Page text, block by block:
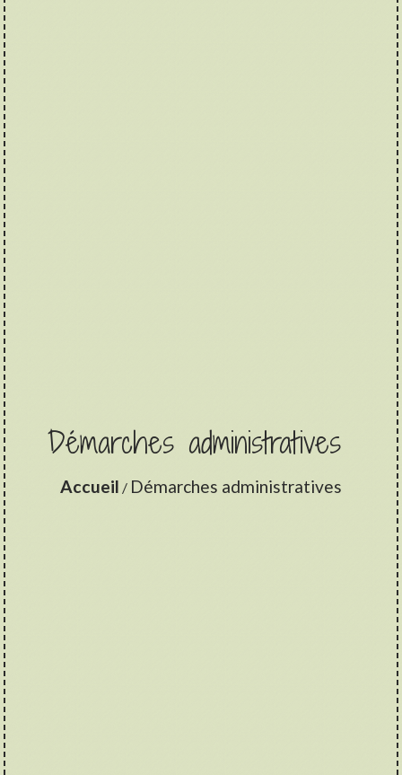
Démarches administratives
Accueil / Démarches administratives